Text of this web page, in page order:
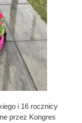
i 16 rocznicy
przez Kongres